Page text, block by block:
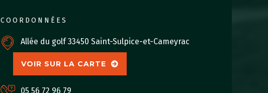
COORDONNÉES
Allée du golf 33450 Saint-Sulpice-et-Cameyrac
VOIR SUR LA CARTE
05 56 72 96 79